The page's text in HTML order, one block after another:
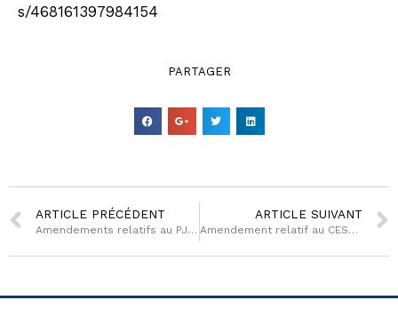
s/468161397984154
PARTAGER
ARTICLE PRÉCÉDENT
Amendements relatifs au PJL 3Ds, présentés en Commission des lois
ARTICLE SUIVANT
Amendement relatif au CESECE Guyane, adopté en séance dans le cadre du PJL 3DS